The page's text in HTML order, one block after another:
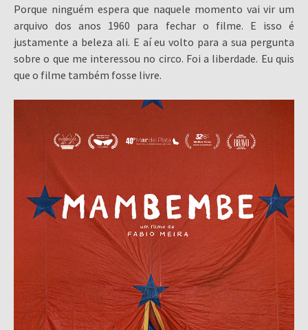
Porque ninguém espera que naquele momento vai vir um
arquivo dos anos 1960 para fechar o filme. E isso é
justamente a beleza ali. E aí eu volto para a sua pergunta
sobre o que me interessou no circo. Foi a liberdade. Eu quis
que o filme também fosse livre.